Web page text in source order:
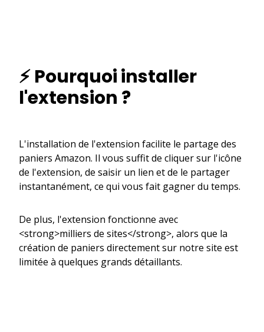
⚡ Pourquoi installer
l'extension ?
L'installation de l'extension facilite le partage des
paniers Amazon. Il vous suffit de cliquer sur l'icône
de l'extension, de saisir un lien et de le partager
instantanément, ce qui vous fait gagner du temps.
De plus, l'extension fonctionne avec
<strong>milliers de sites</strong>, alors que la
création de paniers directement sur notre site est
limitée à quelques grands détaillants.